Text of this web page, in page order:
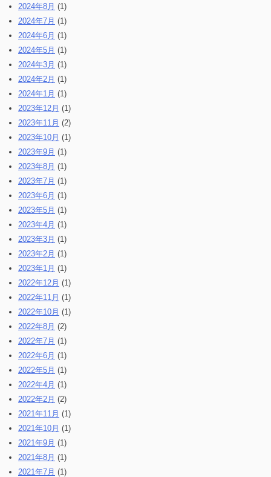
2024年8月 (1)
2024年7月 (1)
2024年6月 (1)
2024年5月 (1)
2024年3月 (1)
2024年2月 (1)
2024年1月 (1)
2023年12月 (1)
2023年11月 (2)
2023年10月 (1)
2023年9月 (1)
2023年8月 (1)
2023年7月 (1)
2023年6月 (1)
2023年5月 (1)
2023年4月 (1)
2023年3月 (1)
2023年2月 (1)
2023年1月 (1)
2022年12月 (1)
2022年11月 (1)
2022年10月 (1)
2022年8月 (2)
2022年7月 (1)
2022年6月 (1)
2022年5月 (1)
2022年4月 (1)
2022年2月 (2)
2021年11月 (1)
2021年10月 (1)
2021年9月 (1)
2021年8月 (1)
2021年7月 (1)